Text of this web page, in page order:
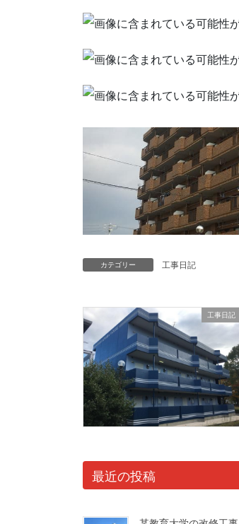
カテゴリー 工事日記
工事日記
最近の投稿